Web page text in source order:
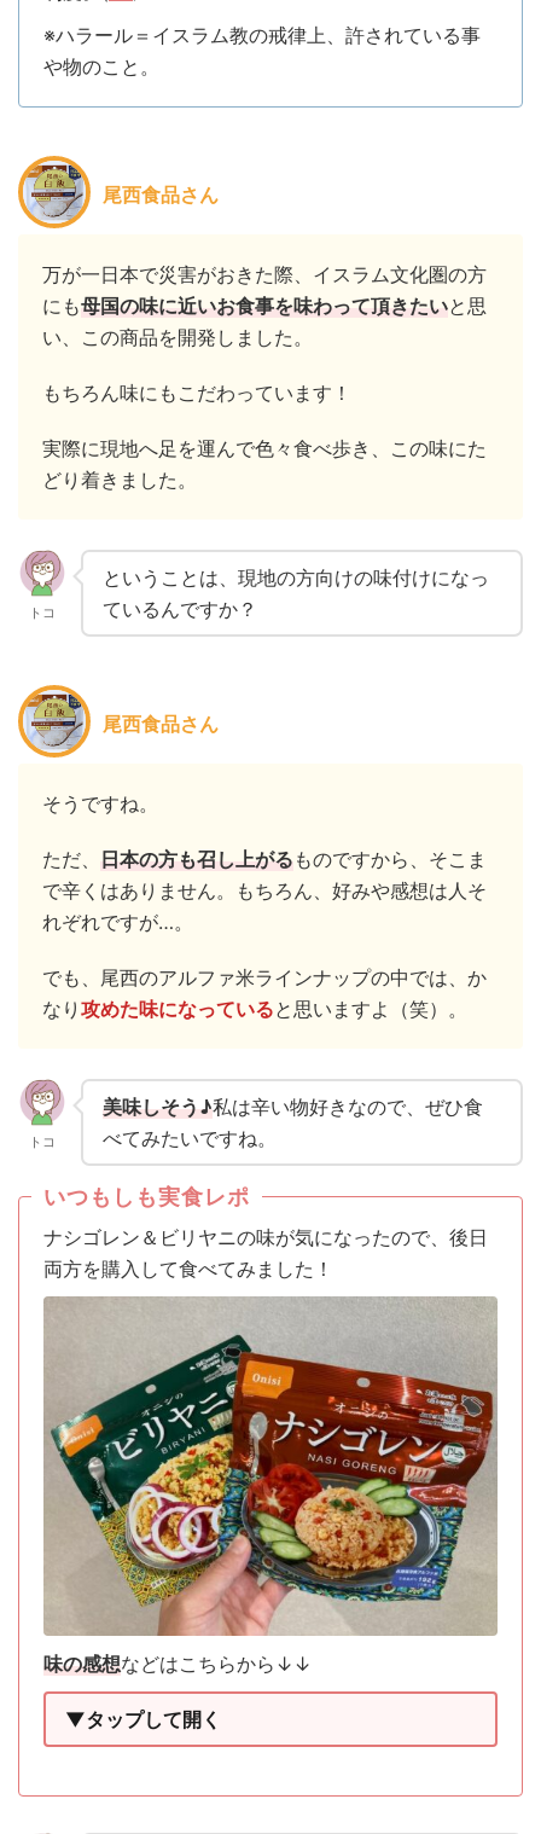
※ハラール＝イスラム教の戒律上、許されている事
や物のこと。
尾西食品さん
万が一日本で災害がおきた際、イスラム文化圏の方
にも母国の味に近いお食事を味わって頂きたいと思
い、この商品を開発しました。
もちろん味にもこだわっています！
実際に現地へ足を運んで色々食べ歩き、この味にた
どり着きました。
トコ
ということは、現地の方向けの味付けになっ
ているんですか？
尾西食品さん
そうですね。
ただ、 日本の方も召し上がる ものですから、そこま
で辛くはありません。もちろん、好みや感想は人そ
れぞれですが…。
でも、尾西のアルファ米ラインナップの中では、か
なり 攻めた味になっていると思いますよ（笑）。
トコ
美味しそう♪私は辛い物好きなので、ぜひ食
べてみたいですね。
いつもしも実食レポ
ナシゴレン＆ビリヤニの味が気になったので、後日
両方を購入して食べてみました！
味の感想などはこちらから↓↓
▼タップして開く